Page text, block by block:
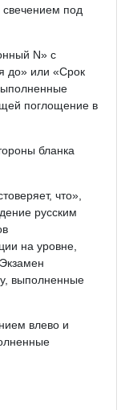
под
N» с
до» или «Срок
поглощение в
бланка
что»,
русским
на уровне,
выполненные
влево и